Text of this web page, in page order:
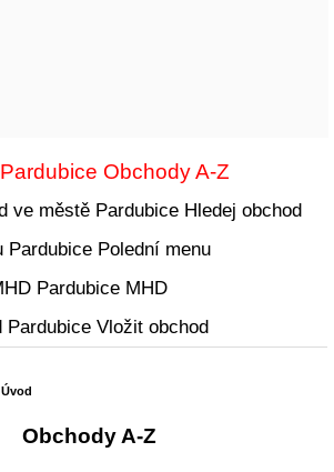
Obchody A-Z
Hledej obchod
Polední menu
MHD
Vložit obchod
Úvod
Obchody A-Z